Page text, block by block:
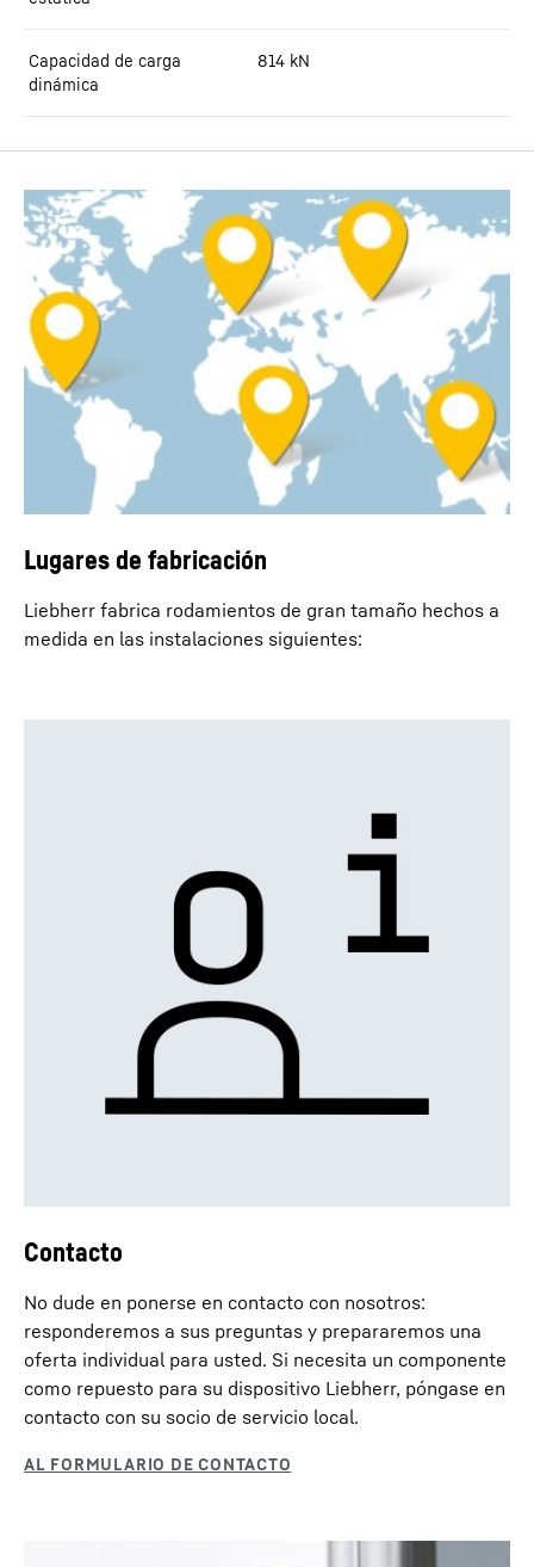
Capacidad de carga
dinámica
814 kN
Lugares de fabricación
Liebherr fabrica rodamientos de gran tamaño hechos a
medida en las instalaciones siguientes:
Contacto
No dude en ponerse en contacto con nosotros:
responderemos a sus preguntas y prepararemos una
oferta individual para usted. Si necesita un componente
como repuesto para su dispositivo Liebherr, póngase en
contacto con su socio de servicio local.